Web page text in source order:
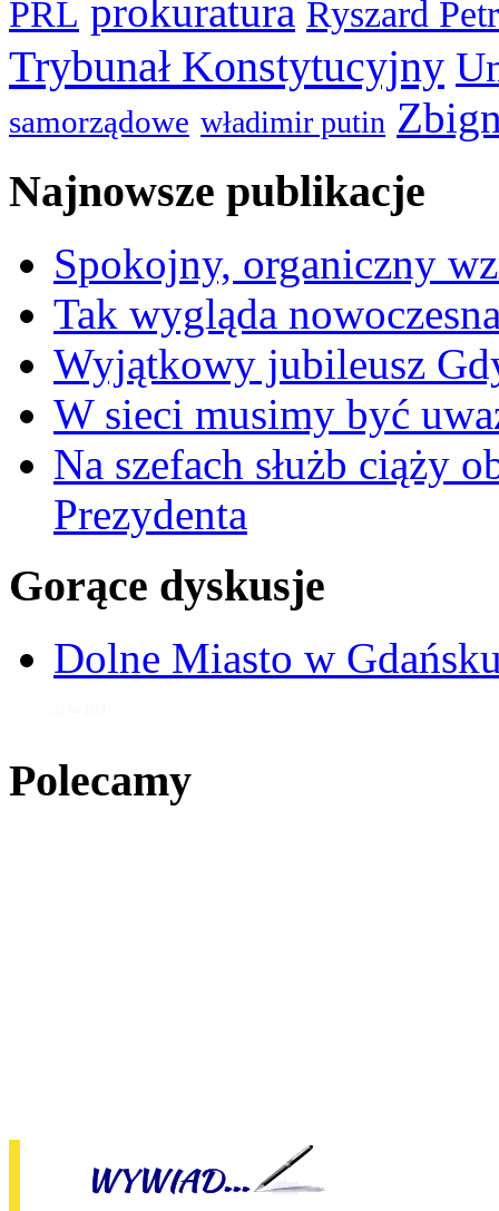
PRL prokuratura Ryszard
Trybunał Konstytucyjny
samorządowe władimir putin
Najnowsze publikacje
Spokojny, organiczny
Tak wygląda
Wyjątkowy jubileusz
W sieci musimy być
Na szefach służb ciąży
Prezydenta
Gorące dyskusje
Dolne Miasto w
Polecamy